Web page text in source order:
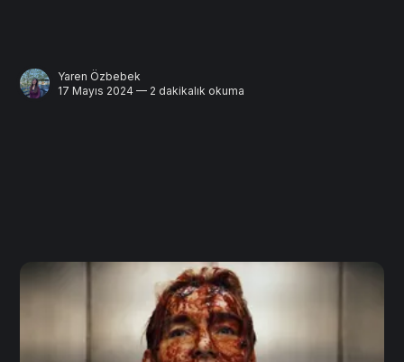
Yaren Özbebek
17 Mayıs 2024 — 2 dakikalık okuma